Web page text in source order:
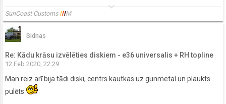
keyboard_arrow_down
SunCoast Customs IIIM
Sidnas
Re: Kādu krāsu izvēlēties diskiem - e36 universalis + RH topline
12 Feb 2020, 22:29
Man reiz arī bija tādi diski, centrs kautkas uz gunmetal un plaukts
pulēts